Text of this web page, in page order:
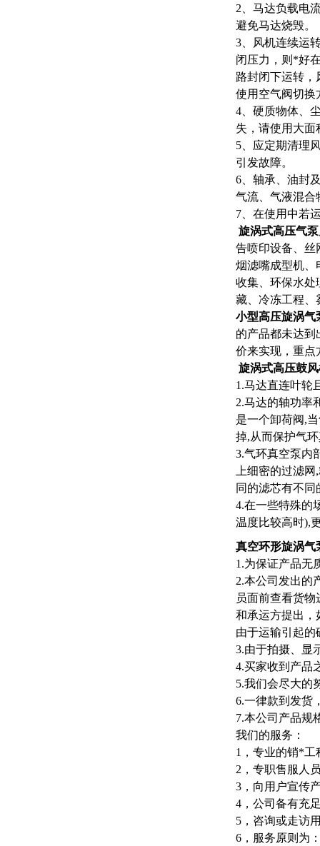
2、马达负载电
避免马达烧毁。
3、风机连续运
闭压力，则*好
路封闭下运转
使用空气阀切
4、硬质物体、
失，请使用大
5、应定期清理
引发故障。
6、轴承、油封
气流、气液混
7、在使用中若
旋涡式高压气泵
告喷印设备、丝
烟滤嘴成型机、
收集、环保水处
藏、冷冻工程、
小型高压旋涡气
的产品都未达
价来实现，重点
旋涡式高压鼓
1.马达直连叶轮
2.马达的轴功率
是一个卸荷阀,
掉,从而保护气
3.气环真空泵内
上细密的过滤
同的滤芯有不
4.在一些特殊的
温度比较高时),
真空环形旋涡气
1.为保证产品无
2.本公司发出的
员面前查看货
和承运方提出，
由于运输引起
3.由于拍摄、显
4.买家收到产品
5.我们会尽大的
6.一律款到发货
7.本公司产品规
我们的服务：
1，专业的销*工
2，专职售服人
3，向用户宣传
4，公司备有充
5，咨询或走访
6，服务原则为